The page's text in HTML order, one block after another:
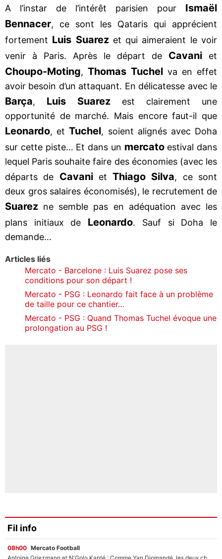
A l’instar de l’intérêt parisien pour Ismaël
Bennacer, ce sont les Qataris qui apprécient
fortement Luis Suarezet qui aimeraient le voir
venir à Paris. Après le départ de Cavani et
Choupo-Moting, Thomas Tuchel va en effet
avoir besoin d’un attaquant. En délicatesse avec le
Barça, Luis Suarez est clairement une
opportunité de marché. Mais encore faut-il que
Leonardo, etTuchel, soient alignés avec Doha
sur cette piste… Et dans un mercatoestival dans
lequel Paris souhaite faire des économies (avec les
départs de Cavaniet Thiago Silva, ce sont
deux gros salaires économisés), le recrutement de
Suarez ne semble pas en adéquation avec les
plans initiaux de Leonardo. Sauf si Doha le
demande…
Articles liés
Mercato - Barcelone : Luis Suarez pose ses
conditions pour son départ !
Mercato - PSG : Leonardo fait face à un problème
de taille pour ce chantier…
Mercato - PSG : Quand Thomas Tuchel évoque une
prolongation au PSG !
Fil info
08h00 Mercato Football